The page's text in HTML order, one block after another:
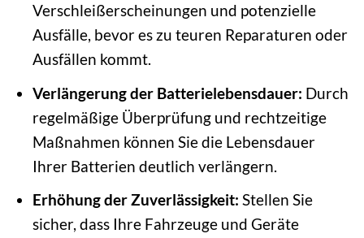
Verschleißerscheinungen und potenzielle
Ausfälle, bevor es zu teuren Reparaturen oder
Ausfällen kommt.
Verlängerung der Batterielebensdauer: Durch
regelmäßige Überprüfung und rechtzeitige
Maßnahmen können Sie die Lebensdauer
Ihrer Batterien deutlich verlängern.
Erhöhung der Zuverlässigkeit: Stellen Sie
sicher, dass Ihre Fahrzeuge und Geräte